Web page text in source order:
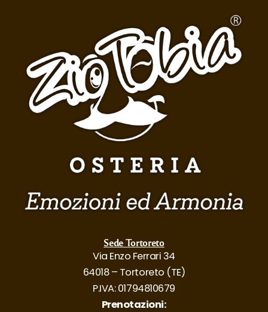
Sede Tortoreto
Via Enzo Ferrari 34
64018 – Tortoreto (TE)
P.IVA: 01794810679
Prenotazioni: